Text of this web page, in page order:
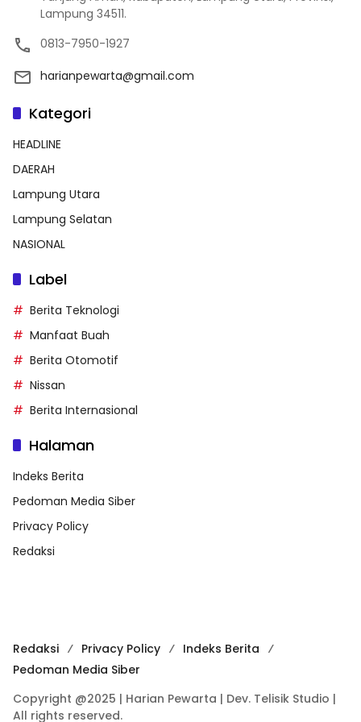
Lampung 34511.
0813-7950-1927
harianpewarta@gmail.com
Kategori
HEADLINE
DAERAH
Lampung Utara
Lampung Selatan
NASIONAL
Label
Berita Teknologi
Manfaat Buah
Berita Otomotif
Nissan
Berita Internasional
Halaman
Indeks Berita
Pedoman Media Siber
Privacy Policy
Redaksi
Redaksi Privacy Policy
Indeks Berita
Pedoman Media Siber
Copyright @2025 | Harian Pewarta | Dev. Telisik Studio |
All rights reserved.